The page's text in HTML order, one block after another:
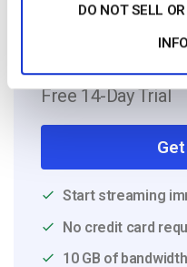
DO NOT SELL
Free 14-Day Trial
Start streaming
No credit card
10 GB of bandwidth